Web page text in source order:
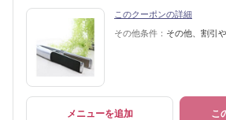
このクーポンの詳細
その他条件： その他、割引
メニューを追加 こ